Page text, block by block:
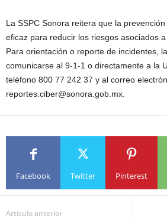
La SSPC Sonora reitera que la
eficaz para reducir los riesgos asociados
Para orientación o reporte de incidentes,
comunicarse al 9-1-1 o directamente a la
teléfono 800 77 242 37 y al correo
reportes.ciber@sonora.gob.mx.
Facebook Twitter Pinterest
Artículo anterior